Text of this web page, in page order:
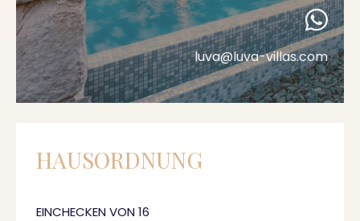
luva@luva-villas.com
HAUSORDNUNG
EINCHECKEN VON 16